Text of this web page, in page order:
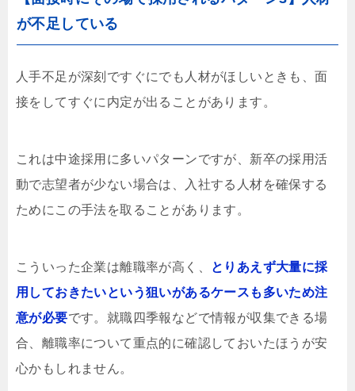
が不足している
人手不足が深刻ですぐにでも人材がほしいときも、面
接をしてすぐに内定が出ることがあります。
これは中途採用に多いパターンですが、新卒の採用活
動で志望者が少ない場合は、入社する人材を確保する
ためにこの手法を取ることがあります。
こういった企業は離職率が高く、
とりあえず大量に採
用しておきたいという狙いがあるケースも多いため注
意が必要です。就職四季報などで情報が収集できる場
合、離職率について重点的に確認しておいたほうが安
心かもしれません。